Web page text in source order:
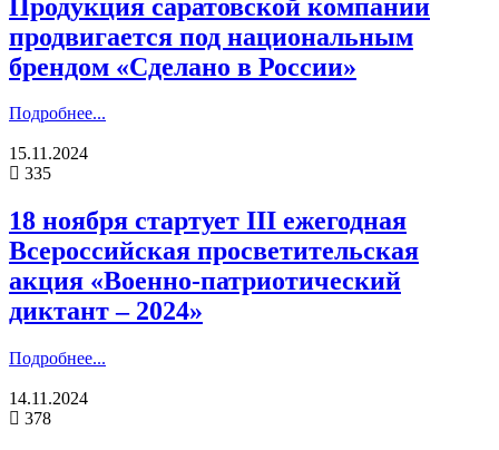
Продукция саратовской компании
продвигается под национальным
брендом «Сделано в России»
Подробнее...
15.11.2024
335
18 ноября стартует III ежегодная
Всероссийская просветительская
акция «Военно-патриотический
диктант – 2024»
Подробнее...
14.11.2024
378